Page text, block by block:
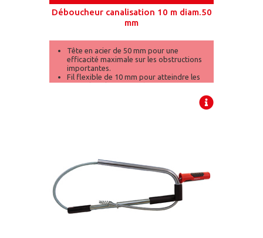
Déboucheur canalisation 10 m diam.50
mm
Tête en acier de 50 mm pour une
efficacité maximale sur les obstructions
importantes.
Fil flexible de 10 mm pour atteindre les
zones les plus profondes et sinueuses.